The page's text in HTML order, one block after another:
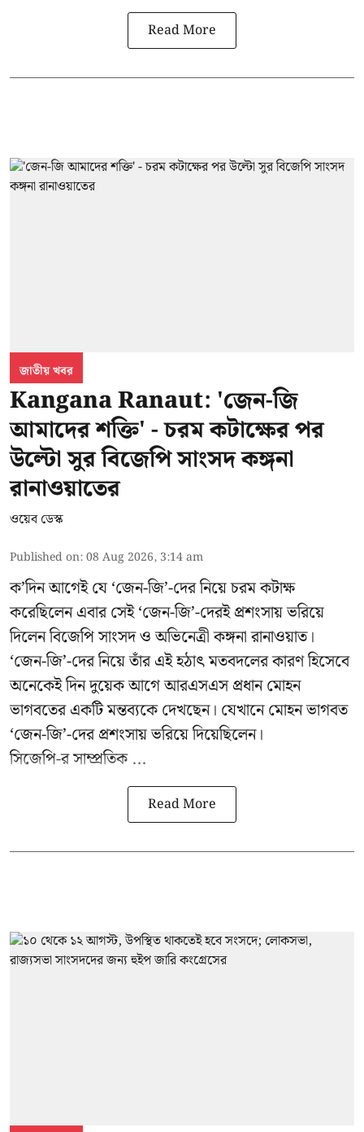
Read More
জাতীয় খবর
Kangana Ranaut: 'জেন-জি
আমাদের শক্তি' - চরম কটাক্ষের পর
উল্টো সুর বিজেপি সাংসদ কঙ্গনা
রানাওয়াতের
ওয়েব ডেস্ক
Published on:08 Aug 2026, 3:14 am
ক’দিন আগেই যে ‘জেন-জি’-দের নিয়ে চরম কটাক্ষ
করেছিলেন এবার সেই ‘জেন-জি’-দেরই প্রশংসায় ভরিয়ে
দিলেন বিজেপি সাংসদ ও অভিনেত্রী কঙ্গনা রানাওয়াত।
‘জেন-জি’-দের নিয়ে তাঁর এই হঠাৎ মতবদলের কারণ হিসেবে
অনেকেই দিন দুয়েক আগে আরএসএস প্রধান মোহন
ভাগবতের একটি মন্তব্যকে দেখছেন। যেখানে মোহন ভাগবত
‘জেন-জি’-দের প্রশংসায় ভরিয়ে দিয়েছিলেন।
সিজেপি-রসাম্প্রতিক ...
Read More